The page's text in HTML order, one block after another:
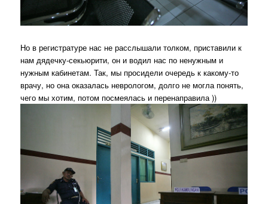
Но в регистратуре нас не расслышали толком, приставили к
нам дядечку-секьюрити, он и водил нас по ненужным и
нужным кабинетам. Так, мы просидели очередь к какому-то
врачу, но она оказалась неврологом, долго не могла понять,
чего мы хотим, потом посмеялась и перенаправила ))